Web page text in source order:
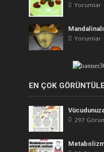
Yorumlar
Yorumlar
EN ÇOK
297